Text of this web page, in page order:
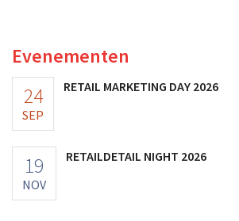
Evenementen
24
SEP
RETAIL MARKETING DAY 2026
19
NOV
RETAILDETAIL NIGHT 2026